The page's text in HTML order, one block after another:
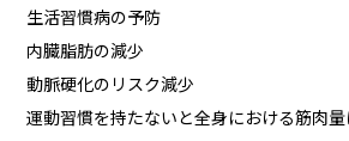
生活習慣病の予防
内臓脂肪の減少
動脈硬化のリスク減少
運動習慣を持たないと全身における筋肉